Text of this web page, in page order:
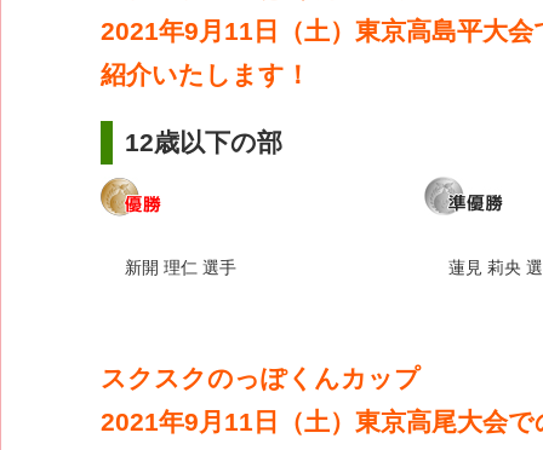
2021年9月11日（土）東京高島平大
紹介いたします！
12歳以下の部
新開 理仁 選手 蓮見 莉央
スクスクのっぽくんカップ
2021年9月11日（土）東京高尾大会